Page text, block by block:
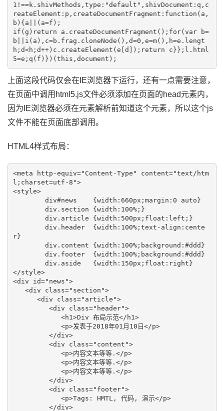
1!==k.shivMethods,type:"default",shivDocument:q,c
reateElement:p,createDocumentFragment:function(a,
b){a||(a=f);
if(g)return a.createDocumentFragment();for(var b=
b||i(a),c=b.frag.cloneNode(),d=0,e=m(),h=e.lengt
h;d<h;d++)c.createElement(e[d]);return c}};l.html
上面这段代码仅会在IE浏览器下运行，还有一点需要注意，
在页面中调用html5.js文件必须添加在页面的head元素内，
因为IE浏览器必须在元素解析前知道这个元素，所以这个js
文件不能在页面底部调用。
HTML4样式布局：
<meta http-equiv="Content-Type" content="text/htm
l;charset=utf-8">
<style>
r}
</style>
<div id="news">